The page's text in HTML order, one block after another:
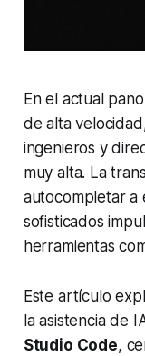
En el actual
de alta
ingenieros y
muy alta. La
autocompletar a
sofisticados
herramientas
Este artículo
la asistencia de
Studio Code,